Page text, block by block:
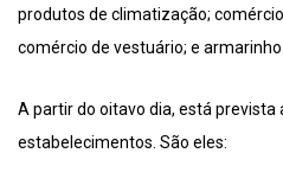
produtos de climatização;
comércio de vestuário; e armarinho.
A partir do oitavo dia, está prevista
estabelecimentos. São eles: